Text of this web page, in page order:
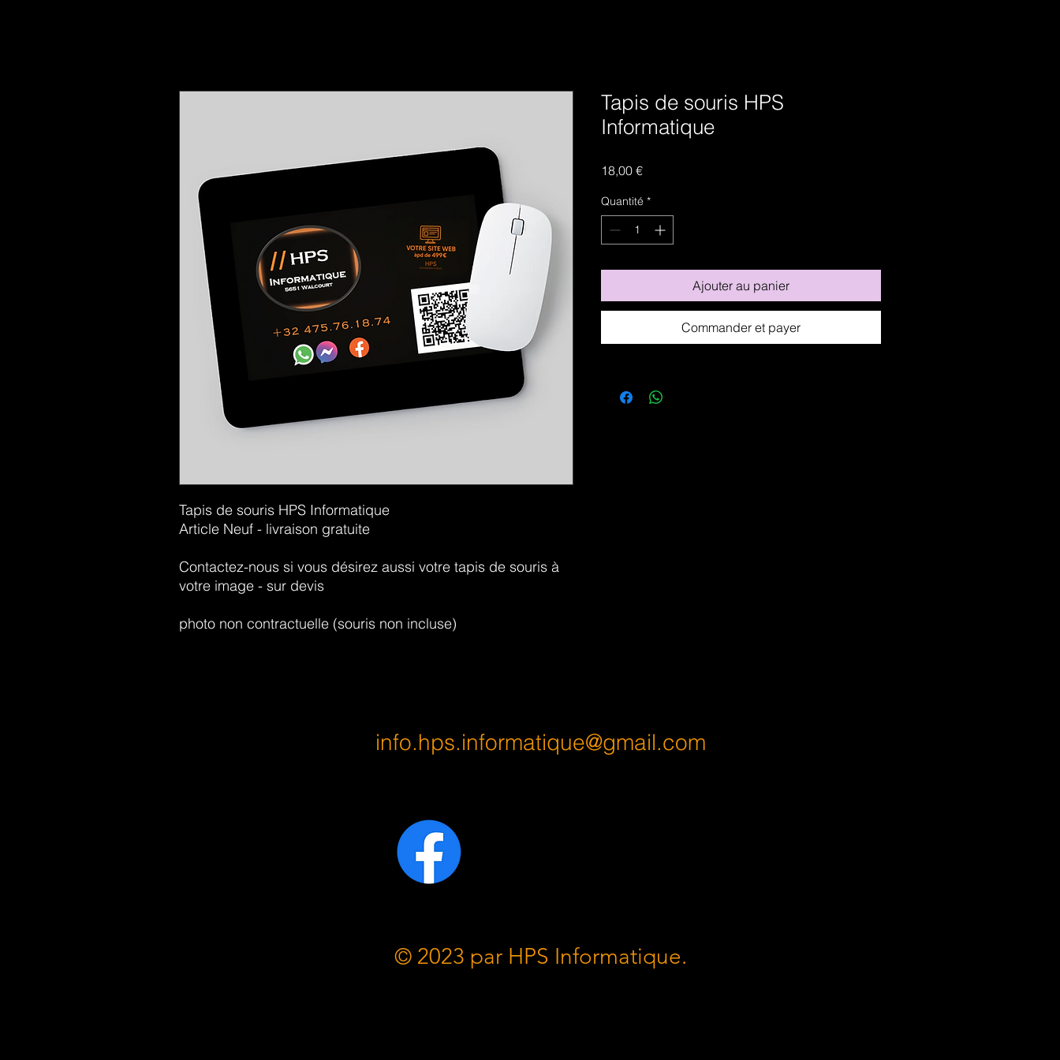
Tapis de souris HPS Informatique
Article Neuf - livraison gratuite
Contactez-nous si vous désirez aussi votre tapis de souris à
votre image - sur devis
photo non contractuelle (souris non incluse)
Tapis de souris HPS
Informatique
18,00 €Prix
Quantité *
Ajouter au panier
Commander et payer
info.hps.informatique@gmail.com
© 2023 par HPS Informatique.